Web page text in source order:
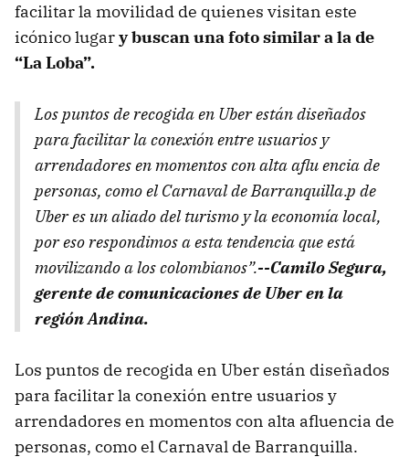
facilitar la movilidad de quienes visitan este
icónico lugary buscan una foto similar a la de
“La Loba”.
Los puntos de recogida en Uber están diseñados
para facilitar la conexión entre usuarios y
arrendadores en momentos con alta aflu encia de
personas, como el Carnaval de Barranquilla.p de
Uber es un aliado del turismo y la economía local,
por eso respondimos a esta tendencia que está
movilizando a los colombianos”.--Camilo Segura,
gerente de comunicaciones de Uber en la
región Andina.
Los puntos de recogida en Uber están diseñados
para facilitar la conexión entre usuarios y
arrendadores en momentos con alta afluencia de
personas, como el Carnaval de Barranquilla.